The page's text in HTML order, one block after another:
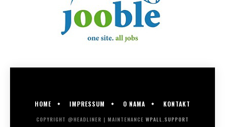
HOME IMPRESSUM O NAMA KONTAKT
COPYRIGHT @HEADLINER | MAINTENANCE WPALL.SUPPORT